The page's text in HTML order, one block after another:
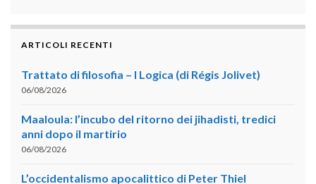
ARTICOLI RECENTI
Trattato di filosofia – I Logica (di Régis Jolivet)
06/08/2026
Maaloula: l’incubo del ritorno dei jihadisti, tredici
anni dopo il martirio
06/08/2026
L’occidentalismo apocalittico di Peter Thiel